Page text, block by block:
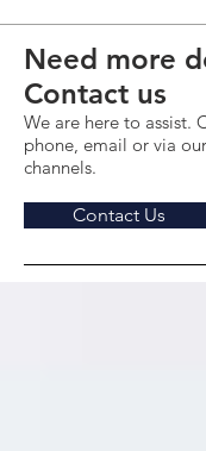
Need more
Contact us
We are here to assist.
phone, email or via
channels.
Contact Us